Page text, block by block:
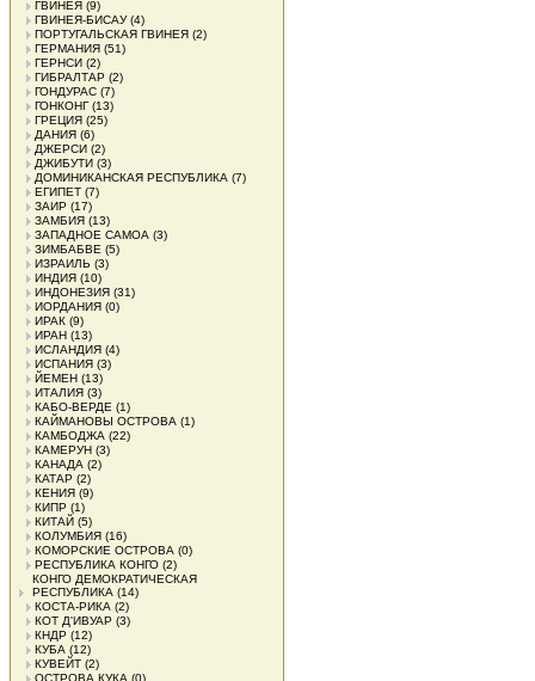
ГВИНЕЯ (9)
ГВИНЕЯ-БИСАУ(4)
ПОРТУГАЛЬСКАЯ ГВИНЕЯ (2)
ГЕРМАНИЯ (51)
ГЕРНСИ (2)
ГИБРАЛТАР (2)
ГОНДУРАС (7)
ГОНКОНГ(13)
ГРЕЦИЯ (25)
ДАНИЯ (6)
ДЖЕРСИ (2)
ДЖИБУТИ (3)
ДОМИНИКАНСКАЯ РЕСПУБЛИКА (7)
ЕГИПЕТ (7)
ЗАИР (17)
ЗАМБИЯ (13)
ЗАПАДНОЕ САМОА (3)
ЗИМБАБВЕ (5)
ИЗРАИЛЬ (3)
ИНДИЯ (10)
ИНДОНЕЗИЯ (31)
ИОРДАНИЯ (0)
ИРАК (9)
ИРАН (13)
ИСЛАНДИЯ (4)
ИСПАНИЯ (3)
ЙЕМЕН (13)
ИТАЛИЯ (3)
КАБО-ВЕРДЕ (1)
КАЙМАНОВЫ ОСТРОВА (1)
КАМБОДЖА (22)
КАМЕРУН (3)
КАНАДА (2)
КАТАР (2)
КЕНИЯ (9)
КИПР (1)
КИТАЙ (5)
КОЛУМБИЯ (16)
КОМОРСКИЕ ОСТРОВА (0)
РЕСПУБЛИКА КОНГО (2)
КОНГО ДЕМОКРАТИЧЕСКАЯ
РЕСПУБЛИКА (14)
КОСТА-РИКА (2)
КОТ Д'ИВУАР (3)
КНДР (12)
КУБА (12)
КУВЕЙТ (2)
ОСТРОВА КУКА (0)